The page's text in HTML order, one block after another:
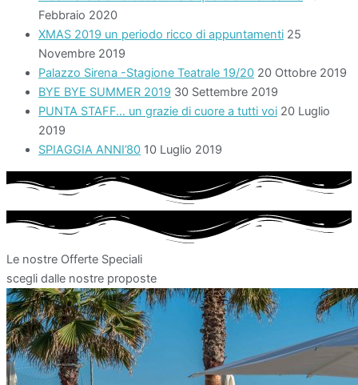
Febbraio 2020
XMAS 2019 un periodo ricco di appuntamenti 25
Novembre 2019
Palazzo Sirena -Stagione Teatrale 19/20 20 Ottobre 2019
BYE BYE SUMMER 2019 30 Settembre 2019
PUNTA STAFF… un grazie di cuore a tutti voi 20 Luglio
2019
SPIAGGIA ANNI’80 10 Luglio 2019
Le nostre Offerte Speciali
scegli dalle nostre proposte